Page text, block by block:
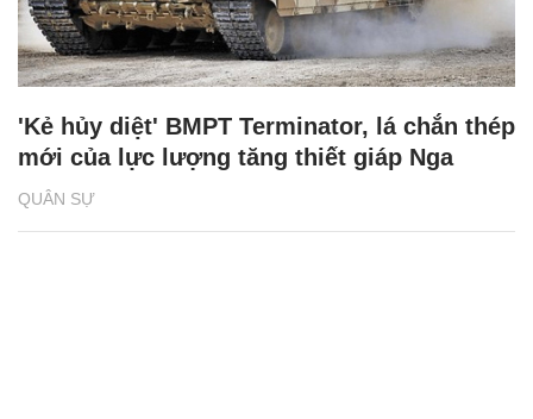
QUÂN SỰ
'Kẻ hủy diệt' BMPT Terminator, lá chắn thép
mới của lực lượng tăng thiết giáp Nga